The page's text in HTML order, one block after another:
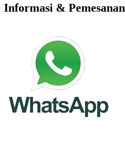
Informasi & Pemesanan